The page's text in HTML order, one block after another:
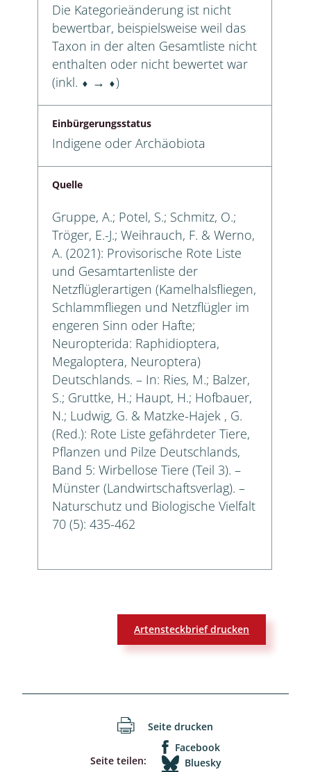
Die Kategorieänderung ist nicht
bewertbar, beispielsweise weil das
Taxon in der alten Gesamtliste nicht
enthalten oder nicht bewertet war
(inkl. ⬧ → ⬧)
Einbürgerungsstatus
Indigene oder Archäobiota
Quelle
Gruppe, A.; Potel, S.; Schmitz, O.;
Tröger, E.-J.; Weihrauch, F. & Werno,
A. (2021): Provisorische Rote Liste
und Gesamtartenliste der
Netzflüglerartigen (Kamelhalsfliegen,
Schlammfliegen und Netzflügler im
engeren Sinn oder Hafte;
Neuropterida: Raphidioptera,
Megaloptera, Neuroptera)
Deutschlands. – In: Ries, M.; Balzer,
S.; Gruttke, H.; Haupt, H.; Hofbauer,
N.; Ludwig, G. & Matzke-Hajek , G.
(Red.): Rote Liste gefährdeter Tiere,
Pflanzen und Pilze Deutschlands,
Band 5: Wirbellose Tiere (Teil 3). –
Münster (Landwirtschaftsverlag). –
Naturschutz und Biologische Vielfalt
70 (5): 435-462
Artensteckbrief drucken
Seite drucken
Seite teilen:
Facebook
Bluesky